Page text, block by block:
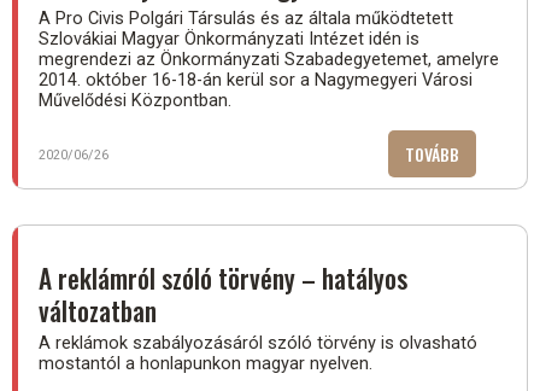
A Pro Civis Polgári Társulás és az általa működtetett
Szlovákiai Magyar Önkormányzati Intézet idén is
megrendezi az Önkormányzati Szabadegyetemet, amelyre
2014. október 16-18-án kerül sor a Nagymegyeri Városi
Művelődési Központban.
2020/06/26 TOVÁBB
IS)
A reklámról szóló törvény – hatályos
változatban
A reklámok szabályozásáról szóló törvény is olvasható
mostantól a honlapunkon magyar nyelven.